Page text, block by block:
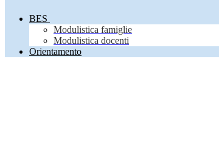
BES
Modulistica famiglie
Modulistica docenti
Orientamento